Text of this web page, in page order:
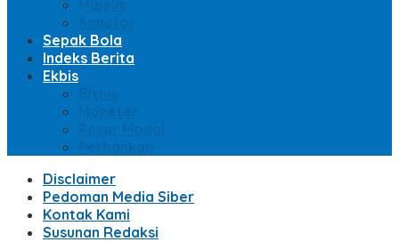
Majelis
Senator
Sepak Bola
Indeks Berita
Ekbis
Bisnis
Moneter
Pasar Modal
Perbankan
Disclaimer
Pedoman Media Siber
Kontak Kami
Susunan Redaksi